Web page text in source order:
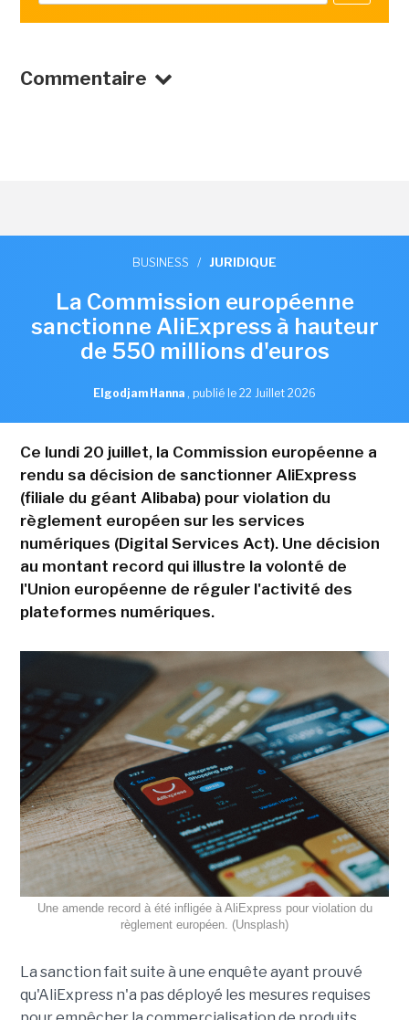
Commentaire
BUSINESS / JURIDIQUE
La Commission européenne
sanctionne AliExpress à hauteur
de 550 millions d'euros
Elgodjam Hanna , publié le 22 Juillet 2026
Ce lundi 20 juillet, la Commission européenne a
rendu sa décision de sanctionner AliExpress
(filiale du géant Alibaba) pour violation du
règlement européen sur les services
numériques (Digital Services Act). Une décision
au montant record qui illustre la volonté de
l'Union européenne de réguler l'activité des
plateformes numériques.
Une amende record à été infligée à AliExpress pour violation du
règlement européen. (Unsplash)
La sanction fait suite à une enquête ayant prouvé
qu'AliExpress n'a pas déployé les mesures requises